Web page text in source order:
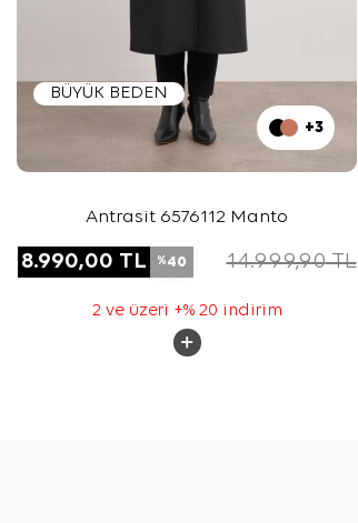
BÜYÜK BEDEN
+3
Antrasit 6576112 Manto
8.990,00 TL %40 14.999,90TL
2 ve üzeri +% 20 indirim